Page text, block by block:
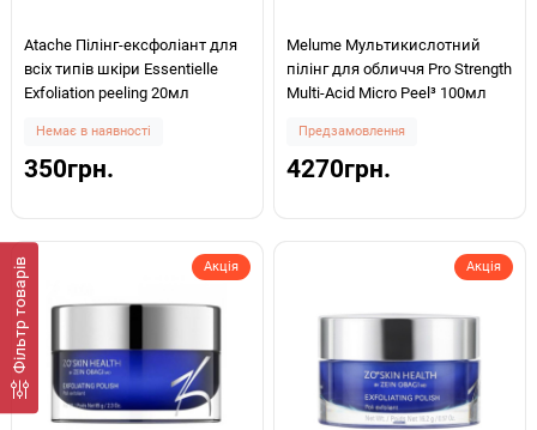
Фiльтр товарів
Atache Пілінг-ексфоліант для
всіх типів шкіри Essentielle
Exfoliation peeling 20мл
Немає в наявності
350грн.
Melume Мультикислотний
пілінг для обличчя Pro Strength
Multi-Acid Micro Peel³ 100мл
Предзамовлення
4270грн.
Акція Акція